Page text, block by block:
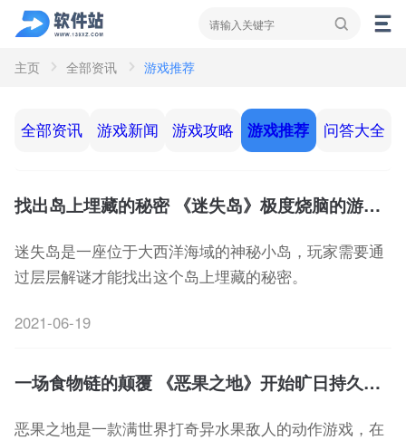
资讯
主页 全部资讯 游戏推荐
全部资讯 游戏新闻 游戏攻略 游戏推荐 问答大全
找出岛上埋藏的秘密 《迷失岛》极度烧脑的游戏解谜
迷失岛是一座位于大西洋海域的神秘小岛，玩家需要通
过层层解谜才能找出这个岛上埋藏的秘密。
2021-06-19
一场食物链的颠覆 《恶果之地》开始旷日持久的拉锯战
恶果之地是一款满世界打奇异水果敌人的动作游戏，在